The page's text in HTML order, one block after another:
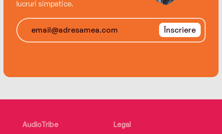
lucruri simpatice.
Înscriere
AudioTribe
Legal